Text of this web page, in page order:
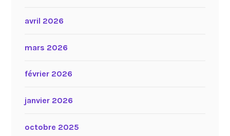
avril 2026
mars 2026
février 2026
janvier 2026
octobre 2025